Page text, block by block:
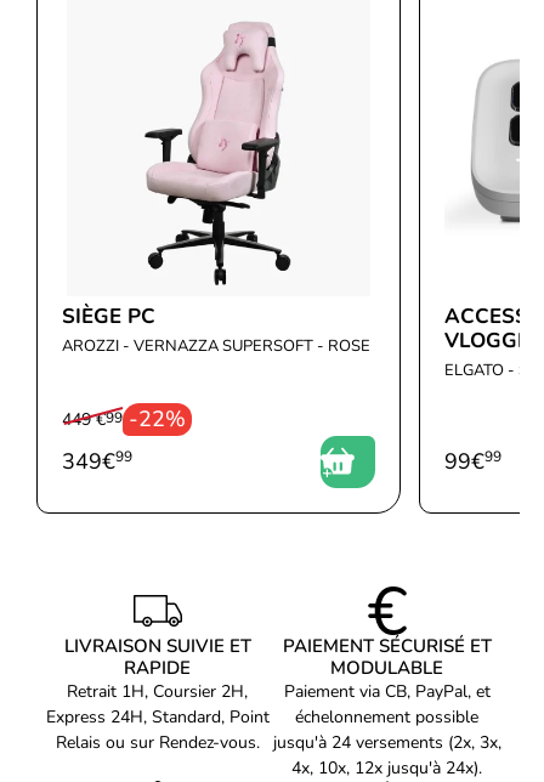
SIÈGE PC
AROZZI - VERNAZZA SUPERSOFT - ROSE
-22%
449 €99
349€99
ELGATO -
99€99
LIVRAISON SUIVIE ET
RAPIDE
Retrait 1H, Coursier 2H,
Express 24H, Standard, Point
Relais ou sur Rendez-vous.
PAIEMENT SÉCURISÉ ET
MODULABLE
Paiement via CB, PayPal, et
échelonnement possible
jusqu'à 24 versements (2x, 3x,
4x, 10x, 12x jusqu'à 24x).